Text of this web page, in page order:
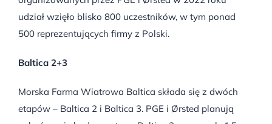
udział wzięło blisko 800 uczestników, w tym ponad
500 reprezentujących firmy z Polski.
Baltica 2+3
Morska Farma Wiatrowa Baltica składa się z dwóch
etapów – Baltica 2 i Baltica 3. PGE i Ørsted planują